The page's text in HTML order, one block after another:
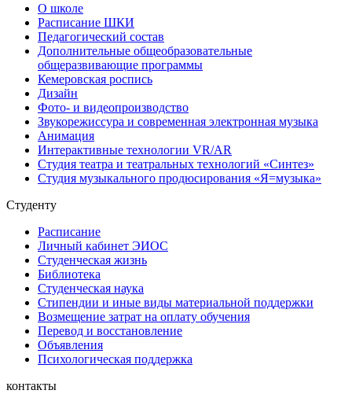
О школе
Расписание ШКИ
Педагогический состав
Дополнительные общеобразовательные
общеразвивающие программы
Кемеровская роспись
Дизайн
Фото- и видеопроизводство
Звукорежиссура и современная электронная музыка
Анимация
Интерактивные технологии VR/AR
Студия театра и театральных технологий «Синтез»
Студия музыкального продюсирования «Я=музыка»
Студенту
Расписание
Личный кабинет ЭИОС
Студенческая жизнь
Библиотека
Студенческая наука
Стипендии и иные виды материальной поддержки
Возмещение затрат на оплату обучения
Перевод и восстановление
Объявления
Психологическая поддержка
контакты